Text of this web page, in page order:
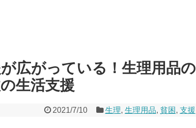
広がっている！生理用品の
生活支援
2021/7/10 生理, 生理用品, 貧困 , 支援